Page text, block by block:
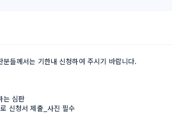
들께서는 기한내 신청하여 주시기 바랍니다.
는 심판
신청서 제출_사진 필수